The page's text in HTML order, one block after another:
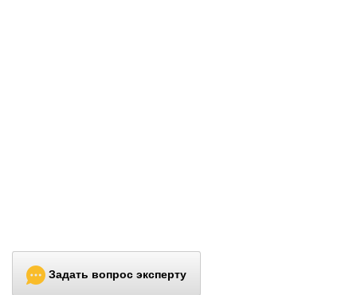
Задать вопрос эксперту